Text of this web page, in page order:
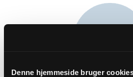
Denne hjemmeside bruger